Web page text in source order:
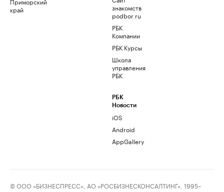
край
знакомств
podbor.ru
РБК
Компании
РБК Курсы
Школа
управления
РБК
РБК
Новости
iOS
Android
AppGallery
© ООО «БИЗНЕСПРЕСС», АО «РОСБИЗНЕСКОНСАЛТИНГ», 1995–